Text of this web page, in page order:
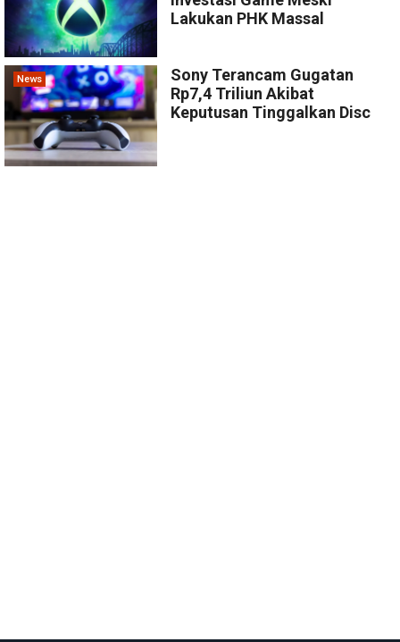
Lakukan PHK Massal
News
Sony Terancam Gugatan
Rp7,4 Triliun Akibat
Keputusan Tinggalkan Disc